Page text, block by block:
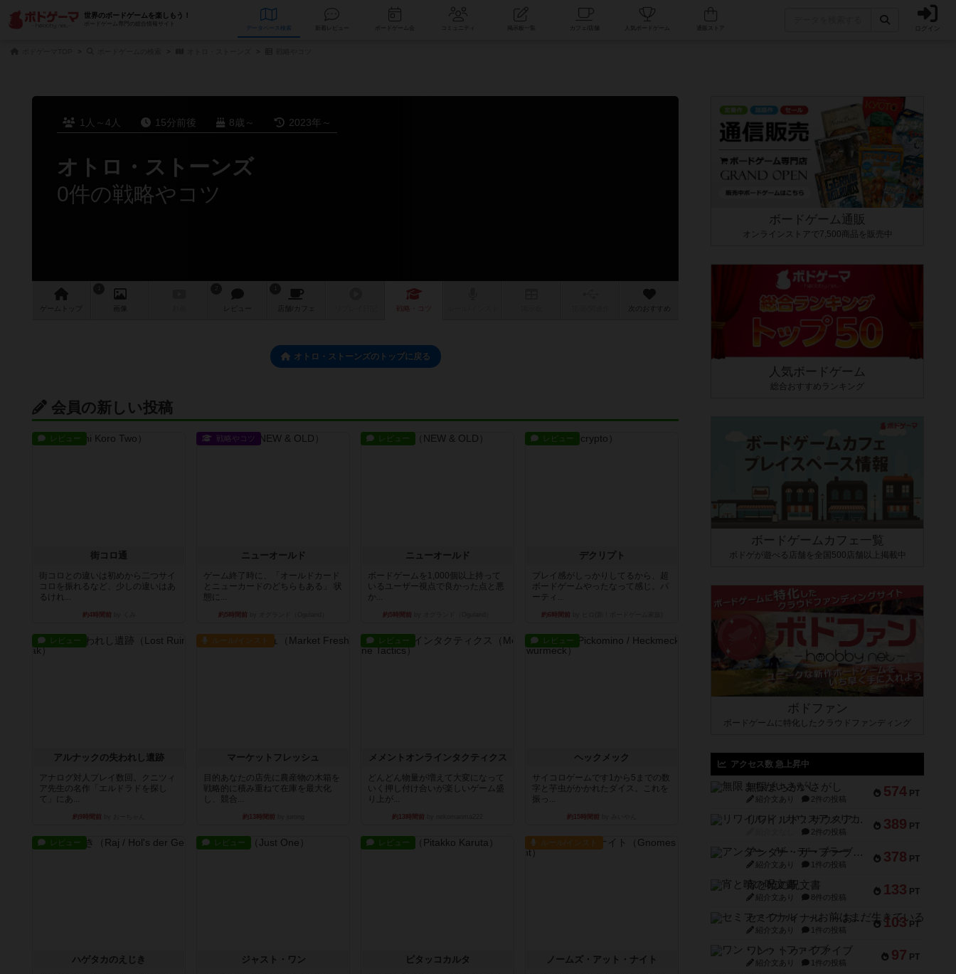
世界のボードゲームを楽しもう！
ボードゲーム専門の総合情報サイト
データベース コミュニティ 人気ボードゲーム ログイン
1人～4人 15分前後 8歳～ 2023年～
オトロ・ストーンズ
0件の戦略やコツ
ゲーム 画像 レビュー 店舗/ カフェ 戦略 ・コツ 次のおすすめ
オトロ・ストーンズのトップに戻る
会員の新しい投稿
レビュー
街コロ通
街コロとの違いは初めから二つサイ
コロを振れるなど、少しの違いはあ
るけれ...
約4時間前
戦略やコツ
ニューオールド
ゲーム終了時に、「オールドカード
とニューカードのどちらもある」 状
態に...
約5時間前
レビュー
ニューオールド
ボードゲームを1,000個以上持って
いるユーザー視点で良かった点と悪
か...
約5時間前
レビュー
デクリプト
プレイ感がしっかりしてるから、超
ボードゲームやったなって感じ。パ
ーティ...
約6時間前
レビュー
アルナックの失われし遺跡
アナログ対人プレイ数回。クニツィ
ア先生の名作「エルドラドを探し
て」にあ...
約9時間前
ルール/インスト
マーケットフレッシュ
目的あなたの店先に農産物の木箱を
戦略的に積み重ねて在庫を最大化
し、競合...
約13時間前
レビュー
メメントオンラインタクティクス
どんどん物量が増えて大変になって
いく押し付け合いが楽しいゲーム盛
り上が...
約13時間前
レビュー
ヘックメック
サイコロゲームです1から5までの数
字と芋虫がかかれたダイス。これを
振っ...
約15時間前
レビュー
ハゲタカのえじき
レビュー
ジャスト・ワン
レビュー
ピタッコカルタ
ルール/インスト
ノームズ・アット・ナイト
ボードゲーム通販
オンラインストアで7,500商品を販売中
人気ボードゲーム
総合おすすめランキング
ボードゲームカフェ一覧
ボドゲが遊べる店舗を全国500店舗以上掲載中
ボドファン
ボードゲームに特化したクラウドファンディング
アクセス数 急上昇中
574 PT
無限まちがいさがし
紹介文あり 2件の投稿
389 PT
リワイルド：サウスアメリカ
2件の投稿
378 PT
アンダー・ザ・テーブラー
紹介文あり 1件の投稿
133 PT
宵と暁の呪文書
紹介文あり 8件の投稿
103 PT
セミファイナル ～お前はまだ生きている～
紹介文あり 1件の投稿
97 PT
ワン・トゥ・ファイブ
紹介文あり 1件の投稿